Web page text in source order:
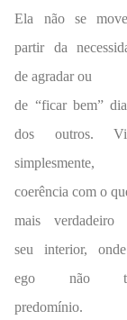
Ela não se
partir da
de agradar ou
de “ficar bem”
dos outros.
simplesmente,
coerência com o
mais verdadeiro
seu interior,
ego não
predomínio.